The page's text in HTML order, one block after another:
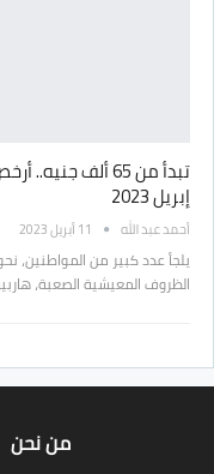
إبريل 2023
أحمد عبد الله 11 أبريل 2023
يلجأ عدد كبير من المواطنين،
الظروف المعيشية الصعبة،
من نحن